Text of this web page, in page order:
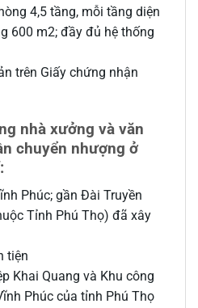
4,5 tầng, mỗi tầng diện
600 m2; đầy đủ hệ thống
trên Giấy chứng nhận
nhà xưởng và văn
chuyển nhượng ở
Phúc; gần Đài Truyền
Tỉnh Phú Thọ) đã xây
tiện
Khai Quang và Khu công
Phúc của tỉnh Phú Thọ